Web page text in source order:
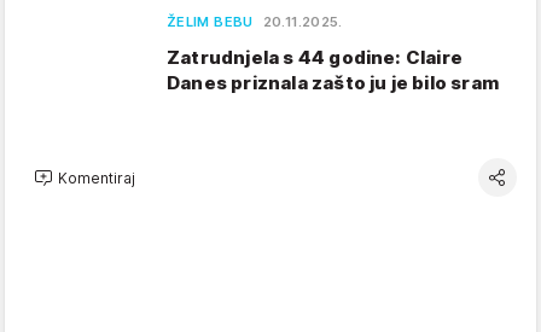
ŽELIM BEBU 20.11.2025.
Zatrudnjela s 44 godine: Claire
Danes priznala zašto ju je bilo sram
Komentiraj